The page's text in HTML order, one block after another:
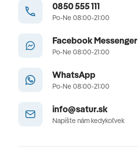
0850 555 111
Po-Ne 08:00-21:00
Facebook Messenger
Po-Ne 08:00-21:00
WhatsApp
Po-Ne 08:00-21:00
info@satur.sk
Napíšte nám kedykoľvek